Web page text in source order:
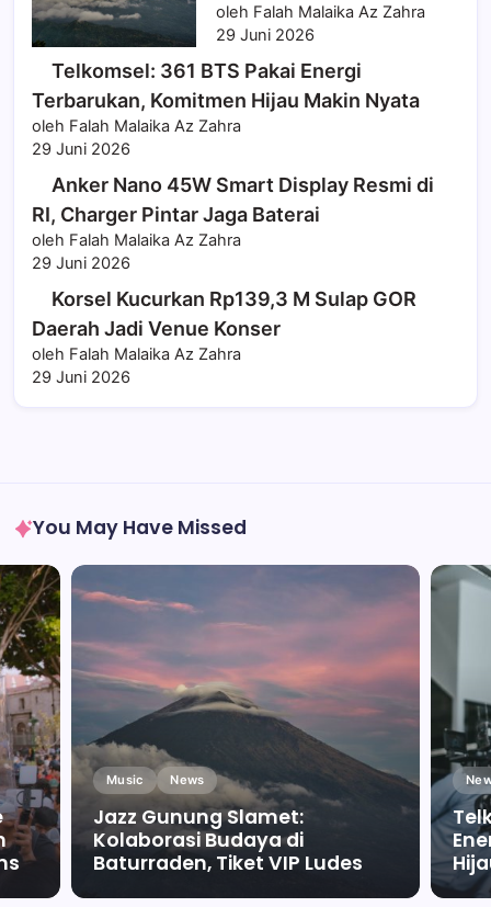
oleh Falah Malaika Az Zahra
29 Juni 2026
Telkomsel: 361 BTS Pakai Energi
Terbarukan, Komitmen Hijau Makin Nyata
oleh Falah Malaika Az Zahra
29 Juni 2026
Anker Nano 45W Smart Display Resmi di
RI, Charger Pintar Jaga Baterai
oleh Falah Malaika Az Zahra
29 Juni 2026
Korsel Kucurkan Rp139,3 M Sulap GOR
Daerah Jadi Venue Konser
oleh Falah Malaika Az Zahra
29 Juni 2026
You May Have Missed
Music News
Jazz Gunung Slamet:
Kolaborasi Budaya di
Baturraden, Tiket VIP Ludes